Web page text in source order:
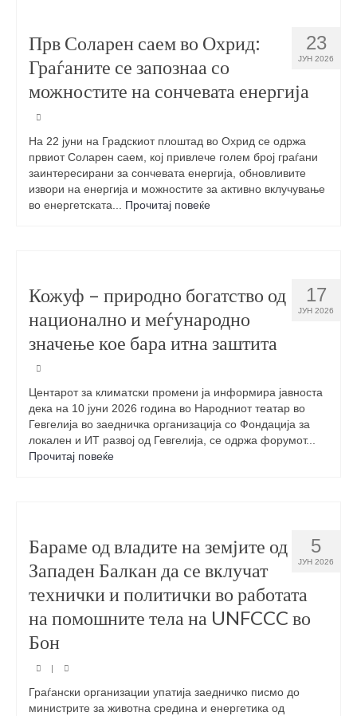
23
ЈУН 2026
Прв Соларен саем во Охрид:
Граѓаните се запознаа со
можностите на сончевата енергија
На 22 јуни на Градскиот плоштад во Охрид се одржа
првиот Соларен саем, кој привлече голем број граѓани
заинтересирани за сончевата енергија, обновливите
извори на енергија и можностите за активно вклучување
во енергетската... Прочитај повеќе
17
ЈУН 2026
Кожуф – природно богатство од
национално и меѓународно
значење кое бара итна заштита
Центарот за климатски промени ја информира јавноста
дека на 10 јуни 2026 година во Народниот театар во
Гевгелија во заедничка организација со Фондација за
локален и ИТ развој од Гевгелија, се одржа форумот...
Прочитај повеќе
5
ЈУН 2026
Бараме од владите на земјите од
Западен Балкан да се вклучат
технички и политички во работата
на помошните тела на UNFCCC во
Бон
|
Граѓански организации упатија заедничко писмо до
министрите за животна средина и енергетика од